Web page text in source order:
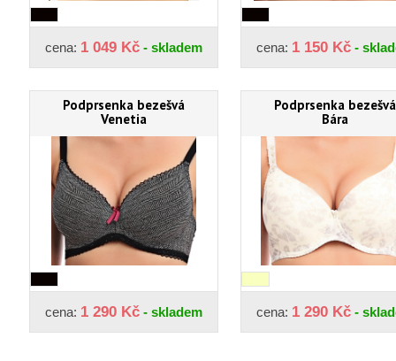
cena: 1 049 Kč - skladem cena: 1 150 Kč -
Podprsenka bezešvá
Venetia
cena: 1 290 Kč - skladem
Podprsenka bezešvá
Bára
cena: 1 290 Kč -